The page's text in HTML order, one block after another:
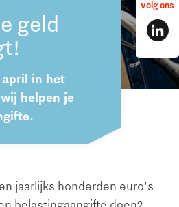
Volg ons
geld
april in het
helpen je
jaarlijks honderden euro's